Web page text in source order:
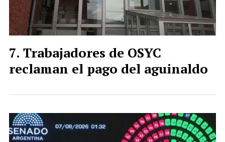
Trabajadores de OSYC
reclaman el pago del aguinaldo